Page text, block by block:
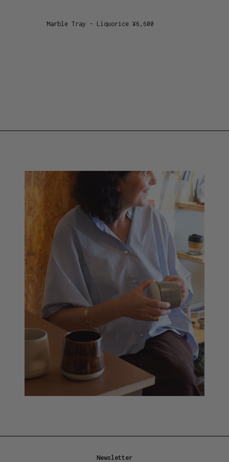
Marble Tray - Liquorice ¥6,600
Newsletter